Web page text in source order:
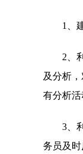
1、
2、
及分析
有分析活
3、
务员及